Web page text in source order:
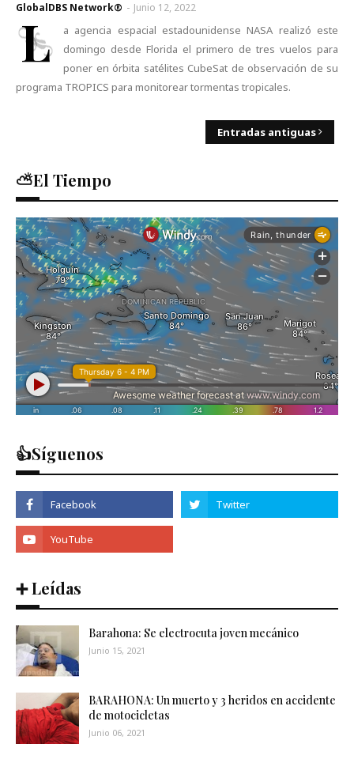
GlobalDBS Network® - Junio 12, 2022
L
a agencia espacial estadounidense NASA realizó este
domingo desde Florida el primero de tres vuelos para
poner en órbita satélites CubeSat de observación de su
programa TROPICS para monitorear tormentas tropicales.
Entradas antiguas
⛅El Tiempo
👍Síguenos
➕ Leídas
Barahona: Se electrocuta joven mecánico
Junio 15, 2021
BARAHONA: Un muerto y 3 heridos en accidente
de motocicletas
Junio 06, 2021